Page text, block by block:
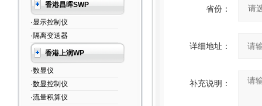
香港昌晖SWP
·显示控制仪
·隔离变送器
香港上润WP
·数显仪
·数显控制仪
·流量积算仪
省份：
详细地址：
补充说明：